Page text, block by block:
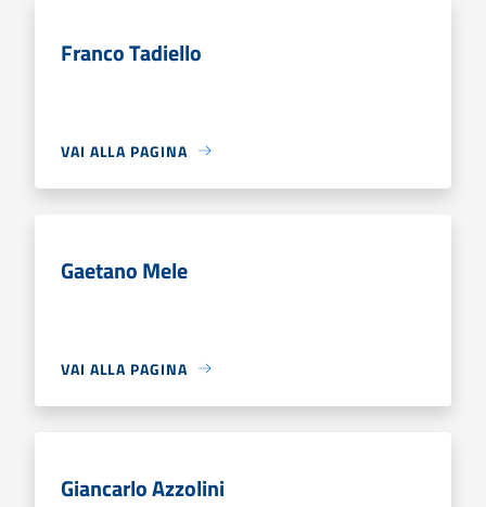
Franco Tadiello
VAI ALLA PAGINA
Gaetano Mele
VAI ALLA PAGINA
Giancarlo Azzolini